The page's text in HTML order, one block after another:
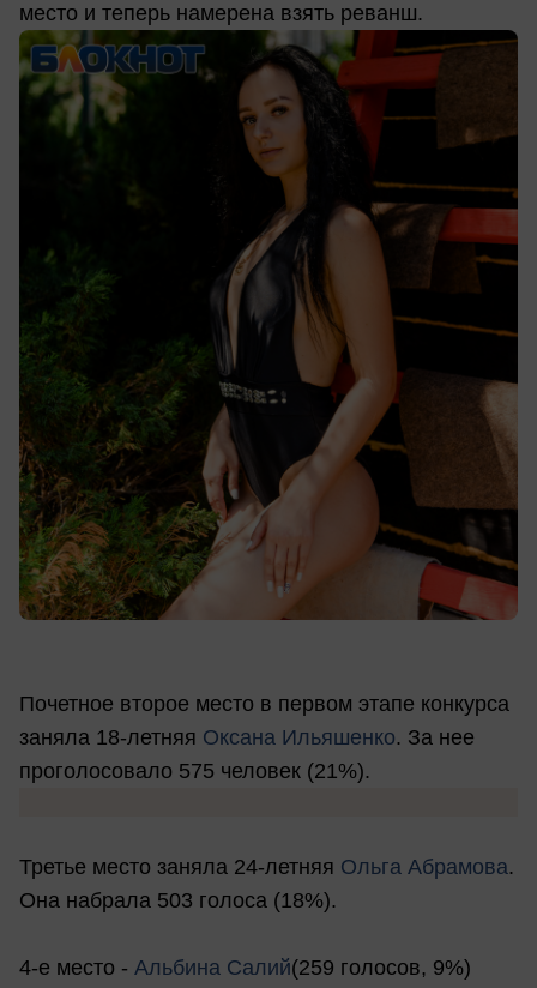
место и теперь намерена взять реванш.
Почетное второе место в первом этапе конкурса
заняла 18-летняя Оксана Ильяшенко. За нее
проголосовало 575 человек (21%).
Третье место заняла 24-летняя Ольга Абрамова.
Она набрала 503 голоса (18%).
4-е место - Альбина Салий(259 голосов, 9%)